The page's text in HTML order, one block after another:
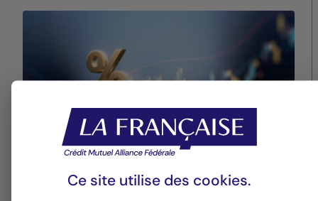
15/09/2025Ce site utilise des cookies.